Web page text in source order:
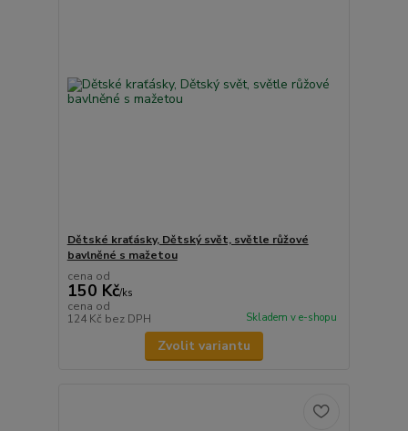
Dětské kraťásky, Dětský svět, světle růžové
bavlněné s mažetou
cena od
150 Kč/ks
cena od
124 Kč bez DPH Skladem v e-shopu
Zvolit variantu